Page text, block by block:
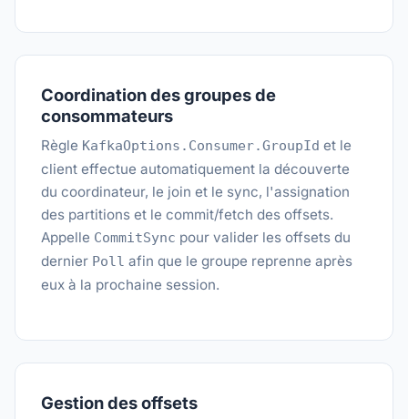
Coordination des groupes de
consommateurs
Règle KafkaOptions.Consumer.GroupId et le
client effectue automatiquement la découverte
du coordinateur, le join et le sync, l'assignation
des partitions et le commit/fetch des offsets.
Appelle CommitSync pour valider les offsets du
dernier Poll afin que le groupe reprenne après
eux à la prochaine session.
Gestion des offsets